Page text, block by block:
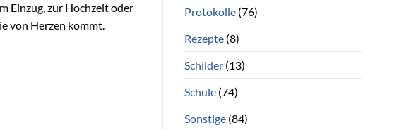
Einzug, zur Hochzeit oder
von Herzen kommt.
Protokolle(76)
Rezepte(8)
Schilder(13)
Schule(74)
Sonstige(84)